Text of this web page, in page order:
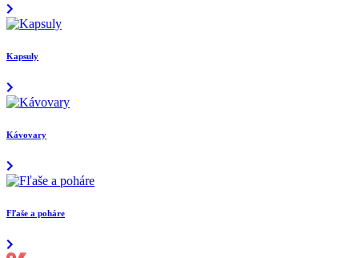
Kapsuly
Kávovary
Fľaše a poháre